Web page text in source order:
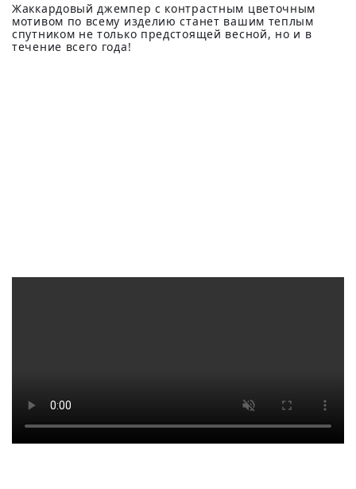
Жаккардовый джемпер с контрастным цветочным
мотивом по всему изделию станет вашим теплым
спутником не только предстоящей весной, но и в
течение всего года!